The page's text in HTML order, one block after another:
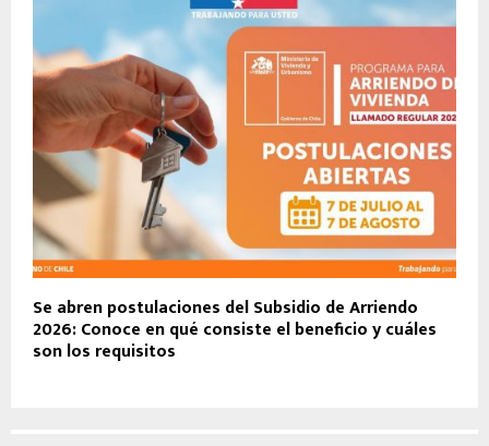
Se abren postulaciones del Subsidio de Arriendo
2026: Conoce en qué consiste el beneficio y cuáles
son los requisitos